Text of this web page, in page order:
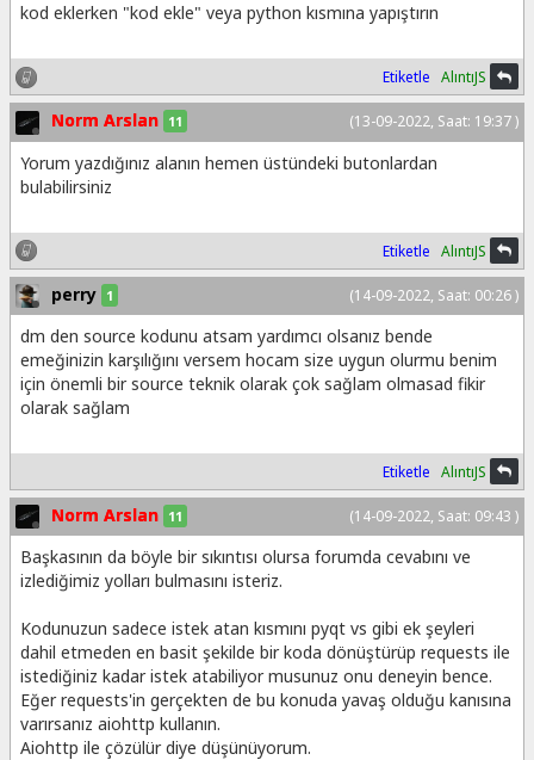
kod eklerken "kod ekle" veya python kısmına yapıştırın
Etiketle AlıntıJS
(13-09-2022, Saat: 19:37 )
Norm Arslan 11
Yorum yazdığınız alanın hemen üstündeki butonlardan
bulabilirsiniz
Etiketle AlıntıJS
(14-09-2022, Saat: 00:26 )
perry 1
dm den source kodunu atsam yardımcı olsanız bende
emeğinizin karşılığını versem hocam size uygun olurmu benim
için önemli bir source teknik olarak çok sağlam olmasad fikir
olarak sağlam
Etiketle AlıntıJS
(14-09-2022, Saat: 09:43 )
Norm Arslan 11
Başkasının da böyle bir sıkıntısı olursa forumda cevabını ve
izlediğimiz yolları bulmasını isteriz.
Kodunuzun sadece istek atan kısmını pyqt vs gibi ek şeyleri
dahil etmeden en basit şekilde bir koda dönüştürüp requests ile
istediğiniz kadar istek atabiliyor musunuz onu deneyin bence.
Eğer requests'in gerçekten de bu konuda yavaş olduğu kanısına
varırsanız aiohttp kullanın.
Aiohttp ile çözülür diye düşünüyorum.